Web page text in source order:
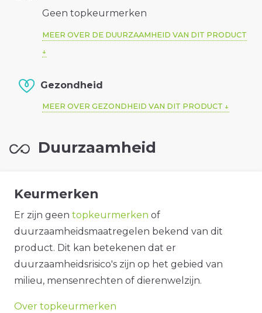
Geen topkeurmerken
MEER OVER DE DUURZAAMHEID VAN DIT PRODUCT
Gezondheid
MEER OVER GEZONDHEID VAN DIT PRODUCT
Duurzaamheid
Keurmerken
Er zijn geen topkeurmerken of
duurzaamheidsmaatregelen bekend van dit
product. Dit kan betekenen dat er
duurzaamheidsrisico's zijn op het gebied van
milieu, mensenrechten of dierenwelzijn.
Over topkeurmerken